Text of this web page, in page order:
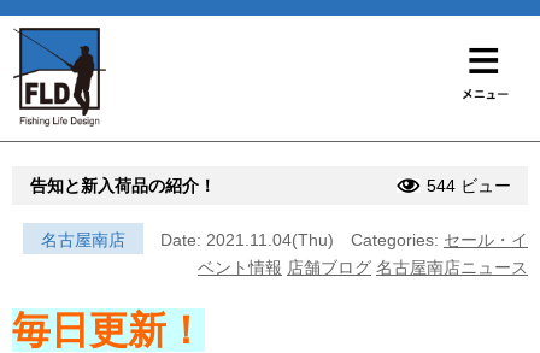
告知と新入荷品の紹介！ 544 ビュー
名古屋南店 Date: 2021.11.04(Thu) Categories: セール・イ
ベント情報 店舗ブログ 名古屋南店ニュース
毎日更新！